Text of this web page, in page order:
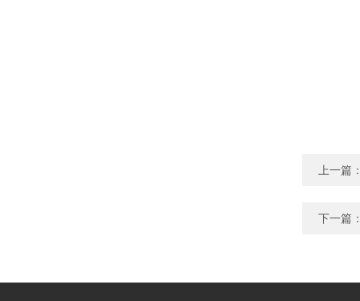
上一篇
下一篇